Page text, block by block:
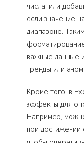
числа, или
если значение
диапазоне.
важные данные
тренды или
Кроме того, в
эффекты для
Например,
при достижении